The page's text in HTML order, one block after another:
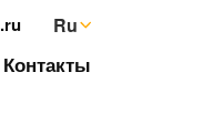
Ru
Контакты